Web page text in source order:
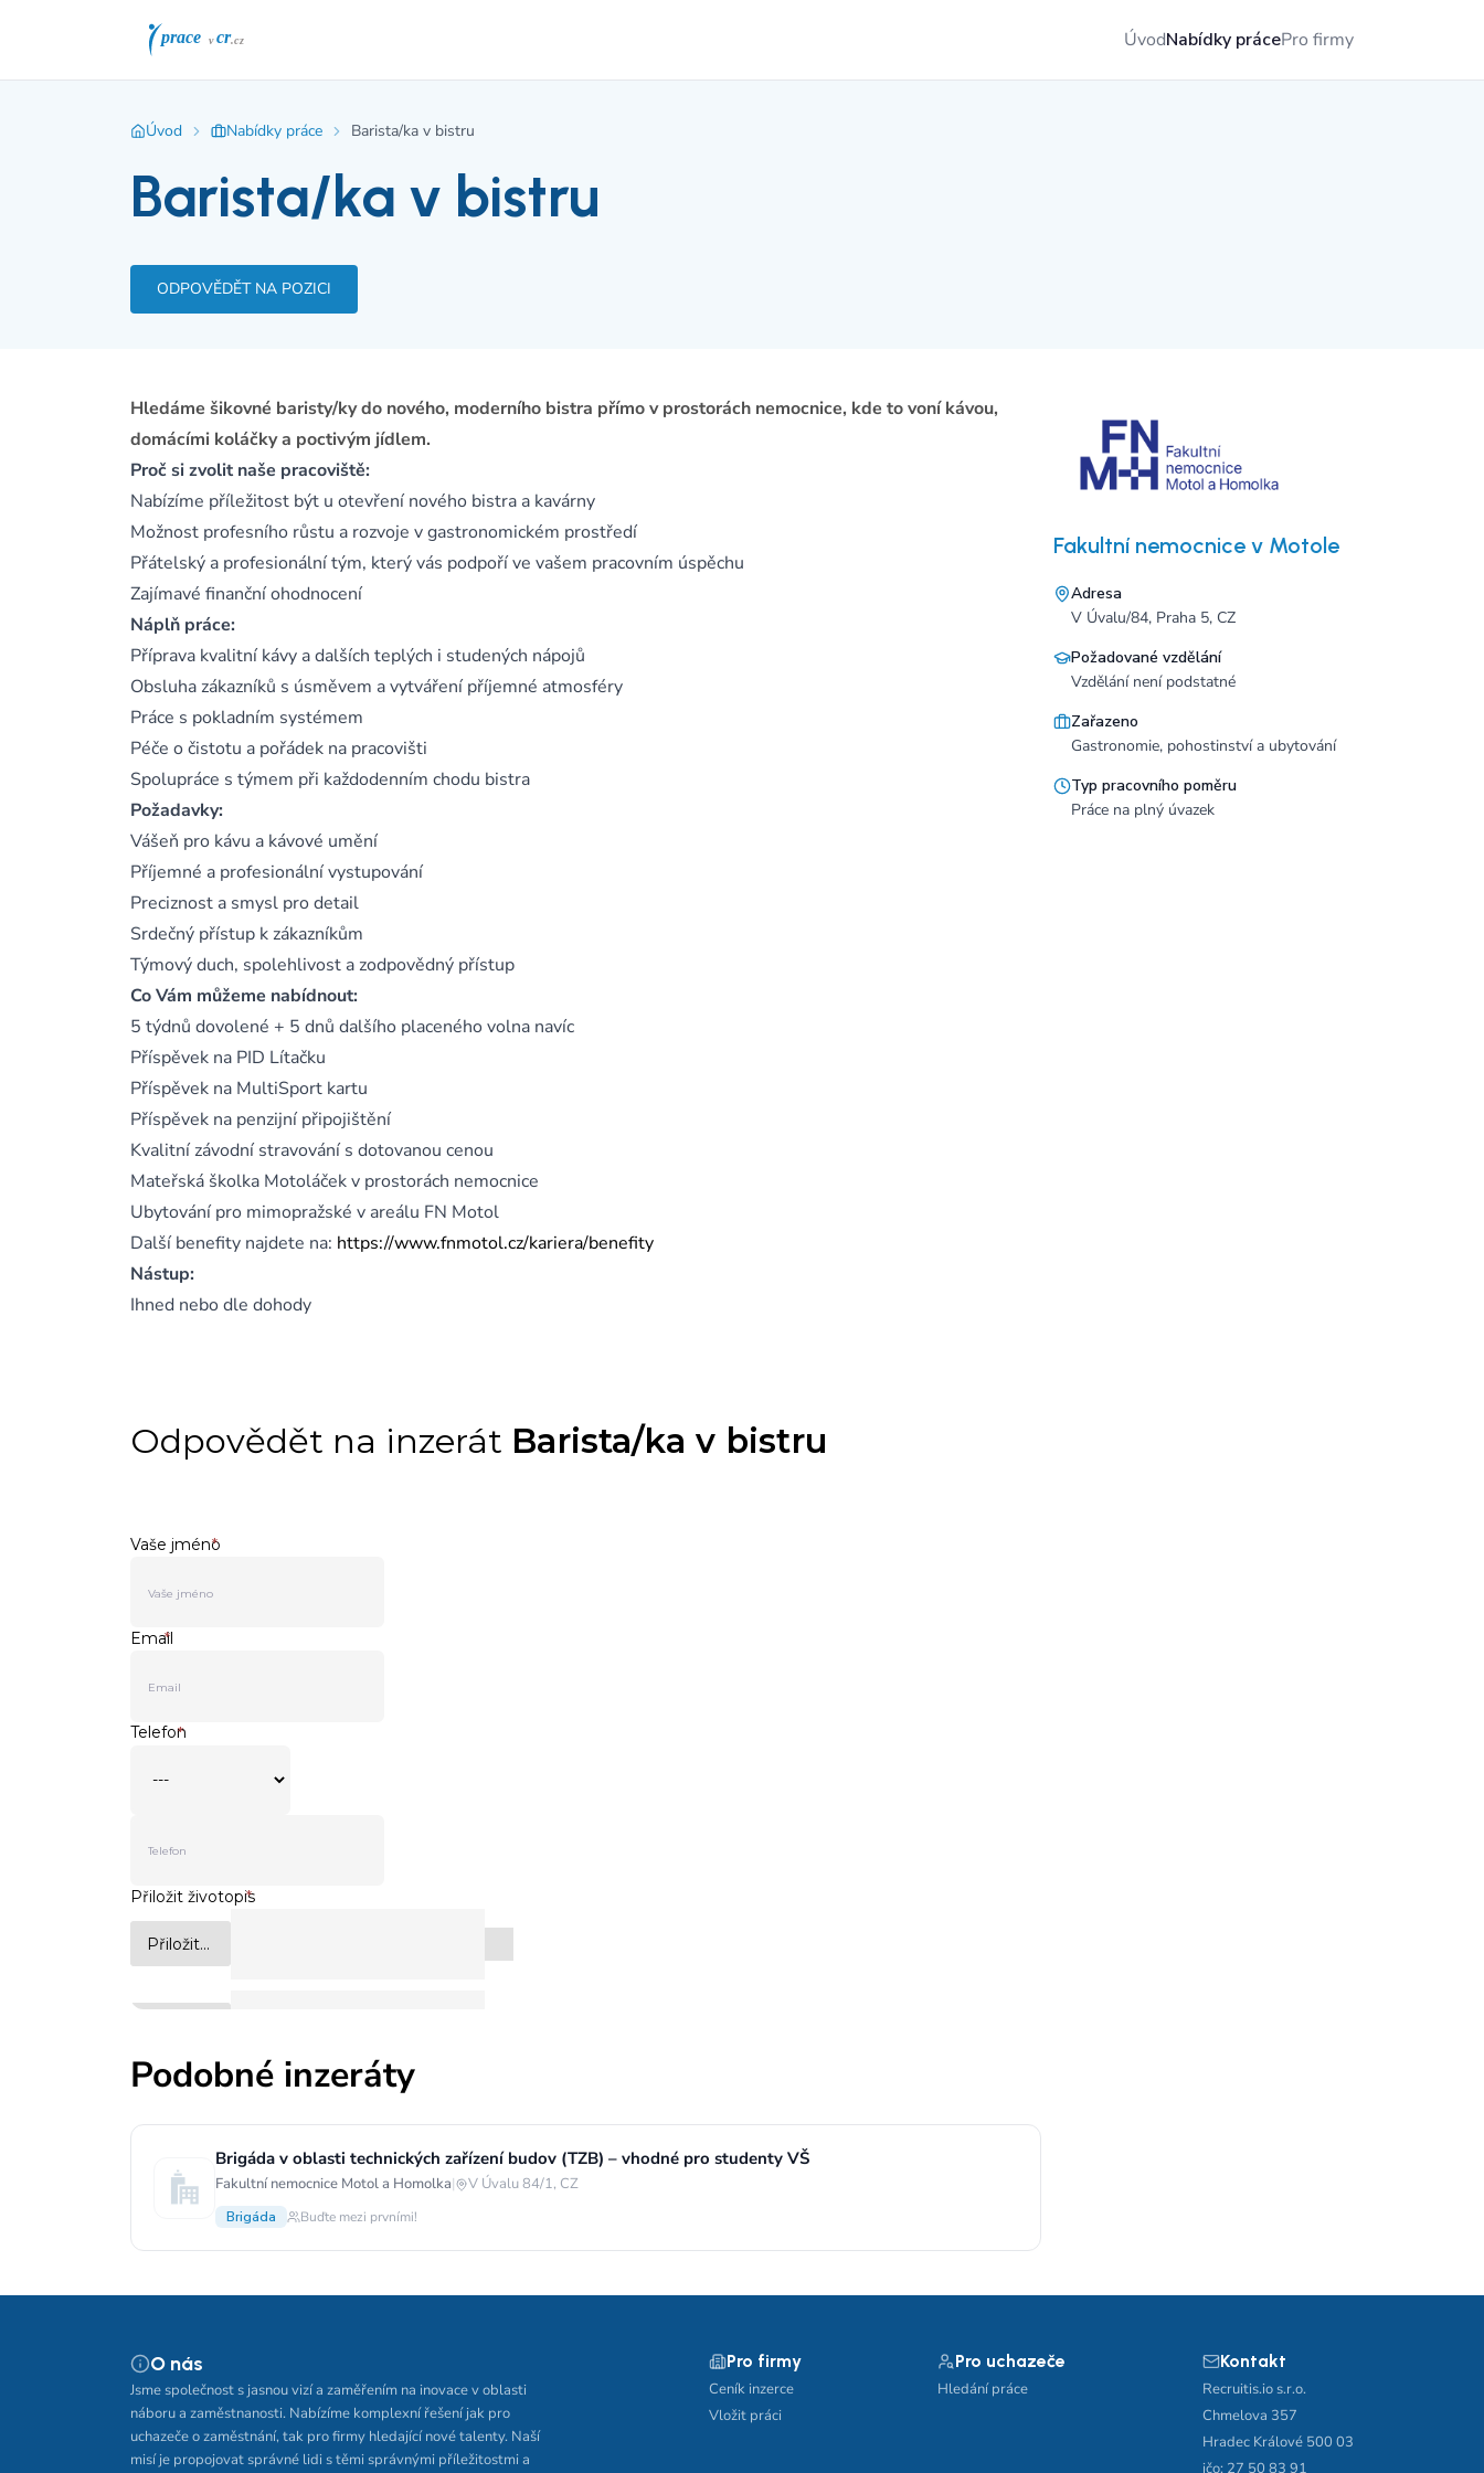
ÚvodNabídky prácePro firmy
Úvod Nabídky práce Barista/ka v bistru
Barista/ka v bistru
ODPOVĚDĚT NA POZICI
Hledáme šikovné baristy/ky do nového, moderního bistra přímo v prostorách nemocnice, kde to voní kávou,
domácími koláčky a poctivým jídlem.
Proč si zvolit naše pracoviště:
Nabízíme příležitost být u otevření nového bistra a kavárny
Možnost profesního růstu a rozvoje v gastronomickém prostředí
Přátelský a profesionální tým, který vás podpoří ve vašem pracovním úspěchu
Zajímavé finanční ohodnocení
Náplň práce:
Příprava kvalitní kávy a dalších teplých i studených nápojů
Obsluha zákazníků s úsměvem a vytváření příjemné atmosféry
Práce s pokladním systémem
Péče o čistotu a pořádek na pracovišti
Spolupráce s týmem při každodenním chodu bistra
Požadavky:
Vášeň pro kávu a kávové umění
Příjemné a profesionální vystupování
Preciznost a smysl pro detail
Srdečný přístup k zákazníkům
Týmový duch, spolehlivost a zodpovědný přístup
Co Vám můžeme nabídnout:
5 týdnů dovolené + 5 dnů dalšího placeného volna navíc
Příspěvek na PID Lítačku
Příspěvek na MultiSport kartu
Příspěvek na penzijní připojištění
Kvalitní závodní stravování s dotovanou cenou
Mateřská školka Motoláček v prostorách nemocnice
Ubytování pro mimopražské v areálu FN Motol
Další benefity najdete na: https://www.fnmotol.cz/kariera/benefity
Nástup:
Ihned nebo dle dohody
Fakultní nemocnice v Motole
Adresa
V Úvalu/84, Praha 5, CZ
Požadované vzdělání
Vzdělání není podstatné
Zařazeno
Gastronomie, pohostinství a ubytování
Typ pracovního poměru
Práce na plný úvazek
Podobné inzeráty
Brigáda v oblasti technických zařízení budov (TZB) – vhodné pro studenty VŠ
Fakultní nemocnice Motol a Homolka| V Úvalu 84/1, CZ
Brigáda Buďte mezi prvními!
O nás
Jsme společnost s jasnou vizí a zaměřením na inovace v oblasti
náboru a zaměstnanosti. Nabízíme komplexní řešení jak pro
uchazeče o zaměstnání, tak pro firmy hledající nové talenty. Naší
misí je propojovat správné lidi s těmi správnými příležitostmi a
Pro firmy
Ceník inzerce
Vložit práci
Pro uchazeče
Hledání práce
Kontakt
Recruitis.io s.r.o.
Chmelova 357
Hradec Králové 500 03
ičo: 27 50 83 91